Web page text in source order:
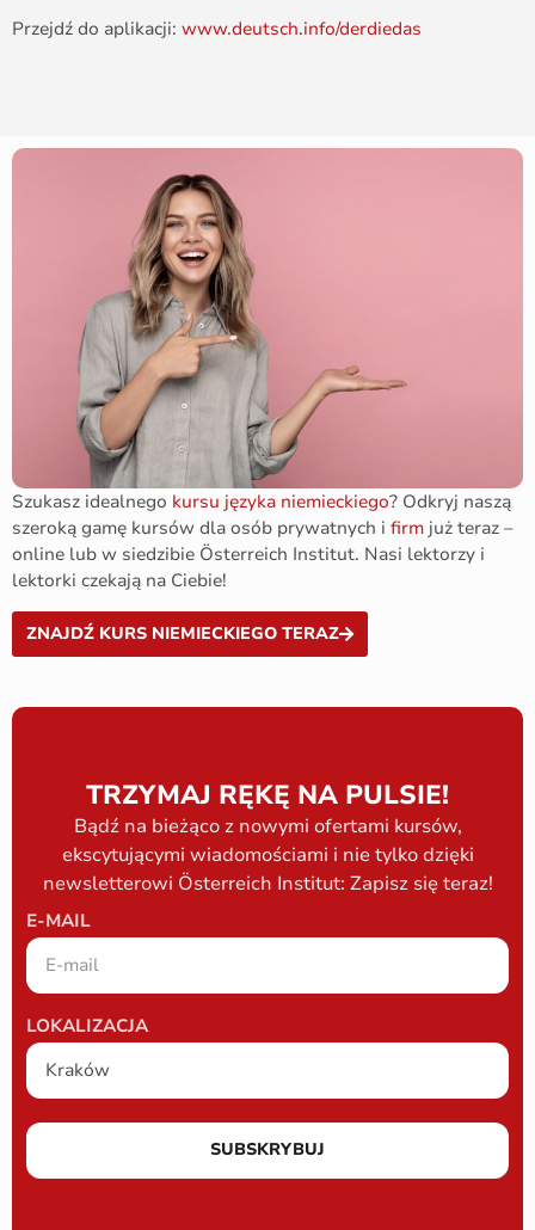
Przejdź do aplikacji: www.deutsch.info/derdiedas
Szukasz idealnego kursu języka niemieckiego? Odkryj naszą
szeroką gamę kursów dla osób prywatnych i firm już teraz –
online lub w siedzibie Österreich Institut. Nasi lektorzy i
lektorki czekają na Ciebie!
ZNAJDŹ KURS NIEMIECKIEGO TERAZ
TRZYMAJ RĘKĘ NA PULSIE!
Bądź na bieżąco z nowymi ofertami kursów,
ekscytującymi wiadomościami i nie tylko dzięki
newsletterowi Österreich Institut: Zapisz się teraz!
E-MAIL
LOKALIZACJA
SUBSKRYBUJ